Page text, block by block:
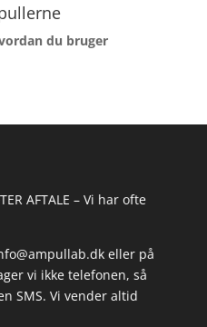
du bruger
AFTALE – Vi har ofte
eller på
vi ikke telefonen, så
SMS. Vi vender altid